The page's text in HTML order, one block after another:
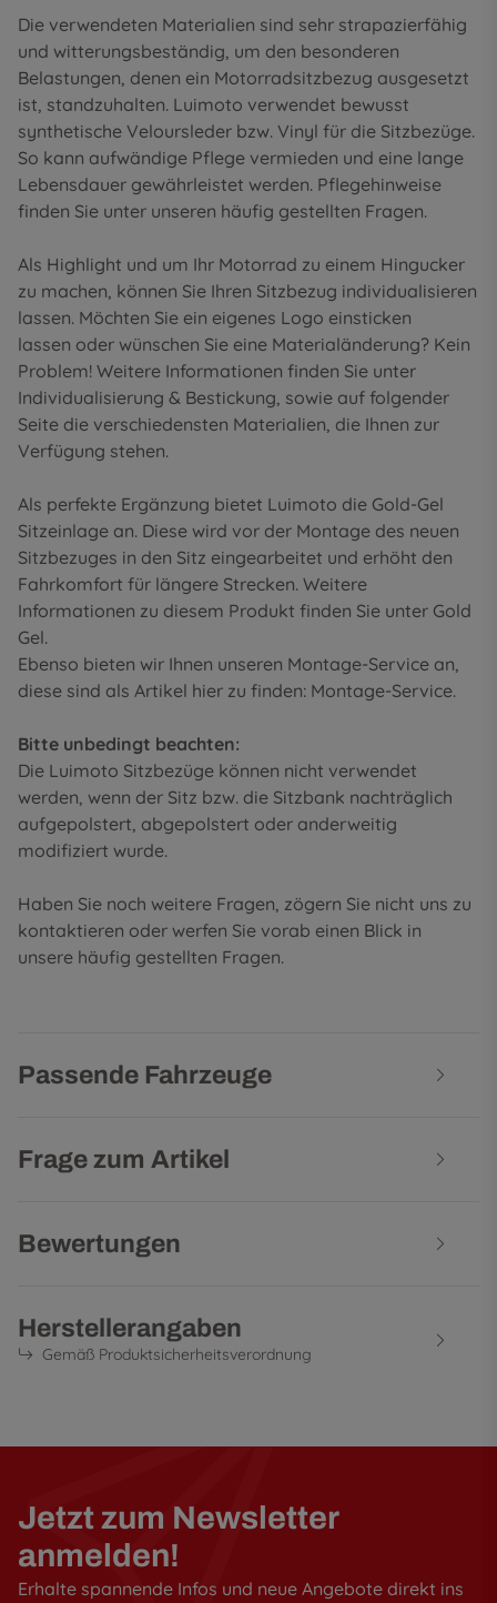
Die verwendeten Materialien sind sehr strapazierfähig
und witterungsbeständig, um den besonderen
Belastungen, denen ein Motorradsitzbezug ausgesetzt
ist, standzuhalten. Luimoto verwendet bewusst
synthetische Veloursleder bzw. Vinyl für die Sitzbezüge.
So kann aufwändige Pflege vermieden und eine lange
Lebensdauer gewährleistet werden. Pflegehinweise
finden Sie unter unseren häufig gestellten Fragen.
Als Highlight und um Ihr Motorrad zu einem Hingucker
zu machen, können Sie Ihren Sitzbezug individualisieren
lassen. Möchten Sie ein eigenes Logo einsticken
lassen oder wünschen Sie eine Materialänderung? Kein
Problem! Weitere Informationen finden Sie unter
Individualisierung & Bestickung, sowie auf folgender
Seite die verschiedensten Materialien, die Ihnen zur
Verfügung stehen.
Als perfekte Ergänzung bietet Luimoto die Gold-Gel
Sitzeinlage an. Diese wird vor der Montage des neuen
Sitzbezuges in den Sitz eingearbeitet und erhöht den
Fahrkomfort für längere Strecken. Weitere
Informationen zu diesem Produkt finden Sie unter Gold
Gel.
Ebenso bieten wir Ihnen unseren Montage-Service an,
diese sind als Artikel hier zu finden: Montage-Service.
Bitte unbedingt beachten:
Die Luimoto Sitzbezüge können nicht verwendet
werden, wenn der Sitz bzw. die Sitzbank nachträglich
aufgepolstert, abgepolstert oder anderweitig
modifiziert wurde.
Haben Sie noch weitere Fragen, zögern Sie nicht uns zu
kontaktieren oder werfen Sie vorab einen Blick in
unsere häufig gestellten Fragen.
Passende Fahrzeuge
Frage zum Artikel
Bewertungen
Herstellerangaben
Gemäß Produktsicherheitsverordnung
Jetzt zum Newsletter
anmelden!
Erhalte spannende Infos und neue Angebote direkt ins